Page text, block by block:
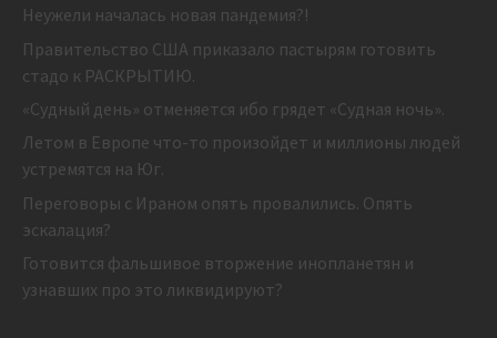
Неужели началась новая пандемия?!
Правительство США приказало пастырям готовить
стадо к РАСКРЫТИЮ.
«Судный день» отменяется ибо грядет «Судная ночь».
Летом в Европе что-то произойдет и миллионы людей
устремятся на Юг.
Переговоры с Ираном опять провалились. Опять
эскалация?
Готовится фальшивое вторжение инопланетян и
узнавших про это ликвидируют?